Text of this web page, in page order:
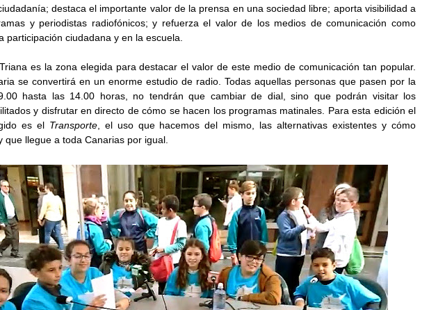
destaca el importante valor de la prensa en una sociedad libre; aporta visibilidad a
y periodistas radiofónicos; y refuerza el valor de los medios de comunicación como
participación ciudadana y en la escuela.
es la zona elegida para destacar el valor de este medio de comunicación tan popular.
se convertirá en un enorme estudio de radio. Todas aquellas personas que pasen por la
hasta las 14.00 horas, no tendrán que cambiar de dial, sino que podrán visitar los
y disfrutar en directo de cómo se hacen los programas matinales. Para esta edición el
es el Transporte, el uso que hacemos del mismo, las alternativas existentes y cómo
que llegue a toda Canarias por igual.